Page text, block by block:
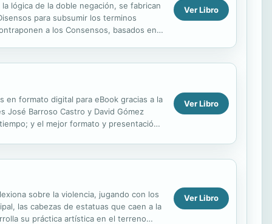
lógica de la doble negación, se fabrican
para subsumir los terminos
a los Consensos, basados en
Ver Libro
en formato digital para eBook gracias a la
José Barroso Castro y David Gómez
y el mejor formato y presentación
Ver Libro
sobre la violencia, jugando con los
las cabezas de estatuas que caen a la
su práctica artística en el terreno
Ver Libro